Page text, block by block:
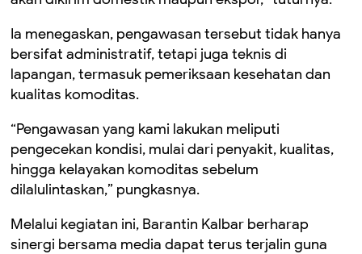
Ia menegaskan, pengawasan tersebut tidak hanya
bersifat administratif, tetapi juga teknis di
lapangan, termasuk pemeriksaan kesehatan dan
kualitas komoditas.
“Pengawasan yang kami lakukan meliputi
pengecekan kondisi, mulai dari penyakit, kualitas,
hingga kelayakan komoditas sebelum
dilalulintaskan,” pungkasnya.
Melalui kegiatan ini, Barantin Kalbar berharap
sinergi bersama media dapat terus terjalin guna